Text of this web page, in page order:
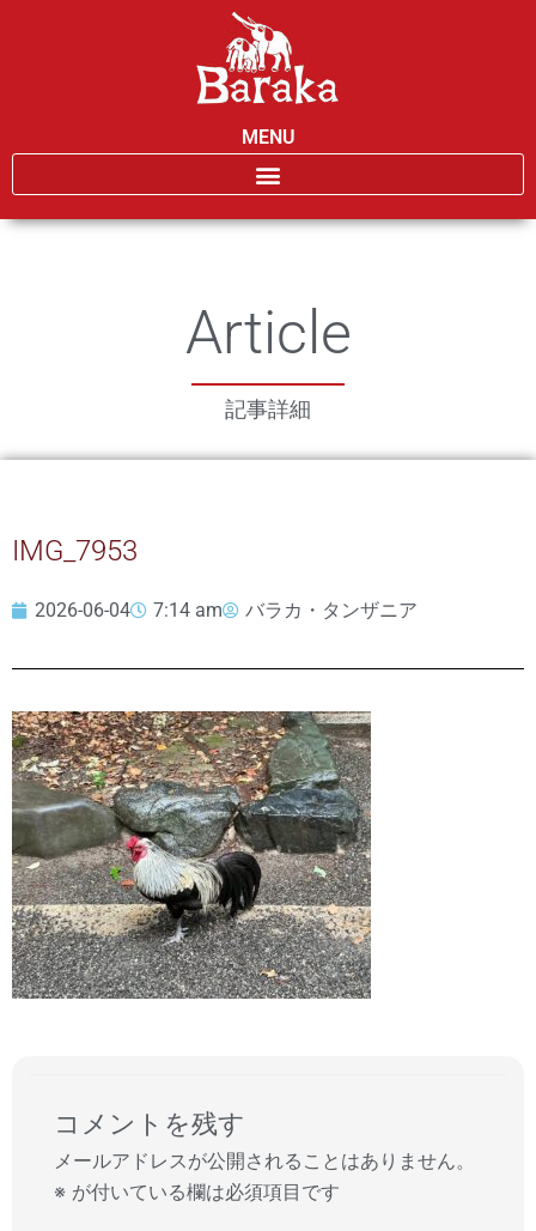
MENU
Article
記事詳細
IMG_7953
2026-06-04 7:14 am バラカ・タンザニア
コメントを残す
メールアドレスが公開されることはありません。
※ が付いている欄は必須項目です